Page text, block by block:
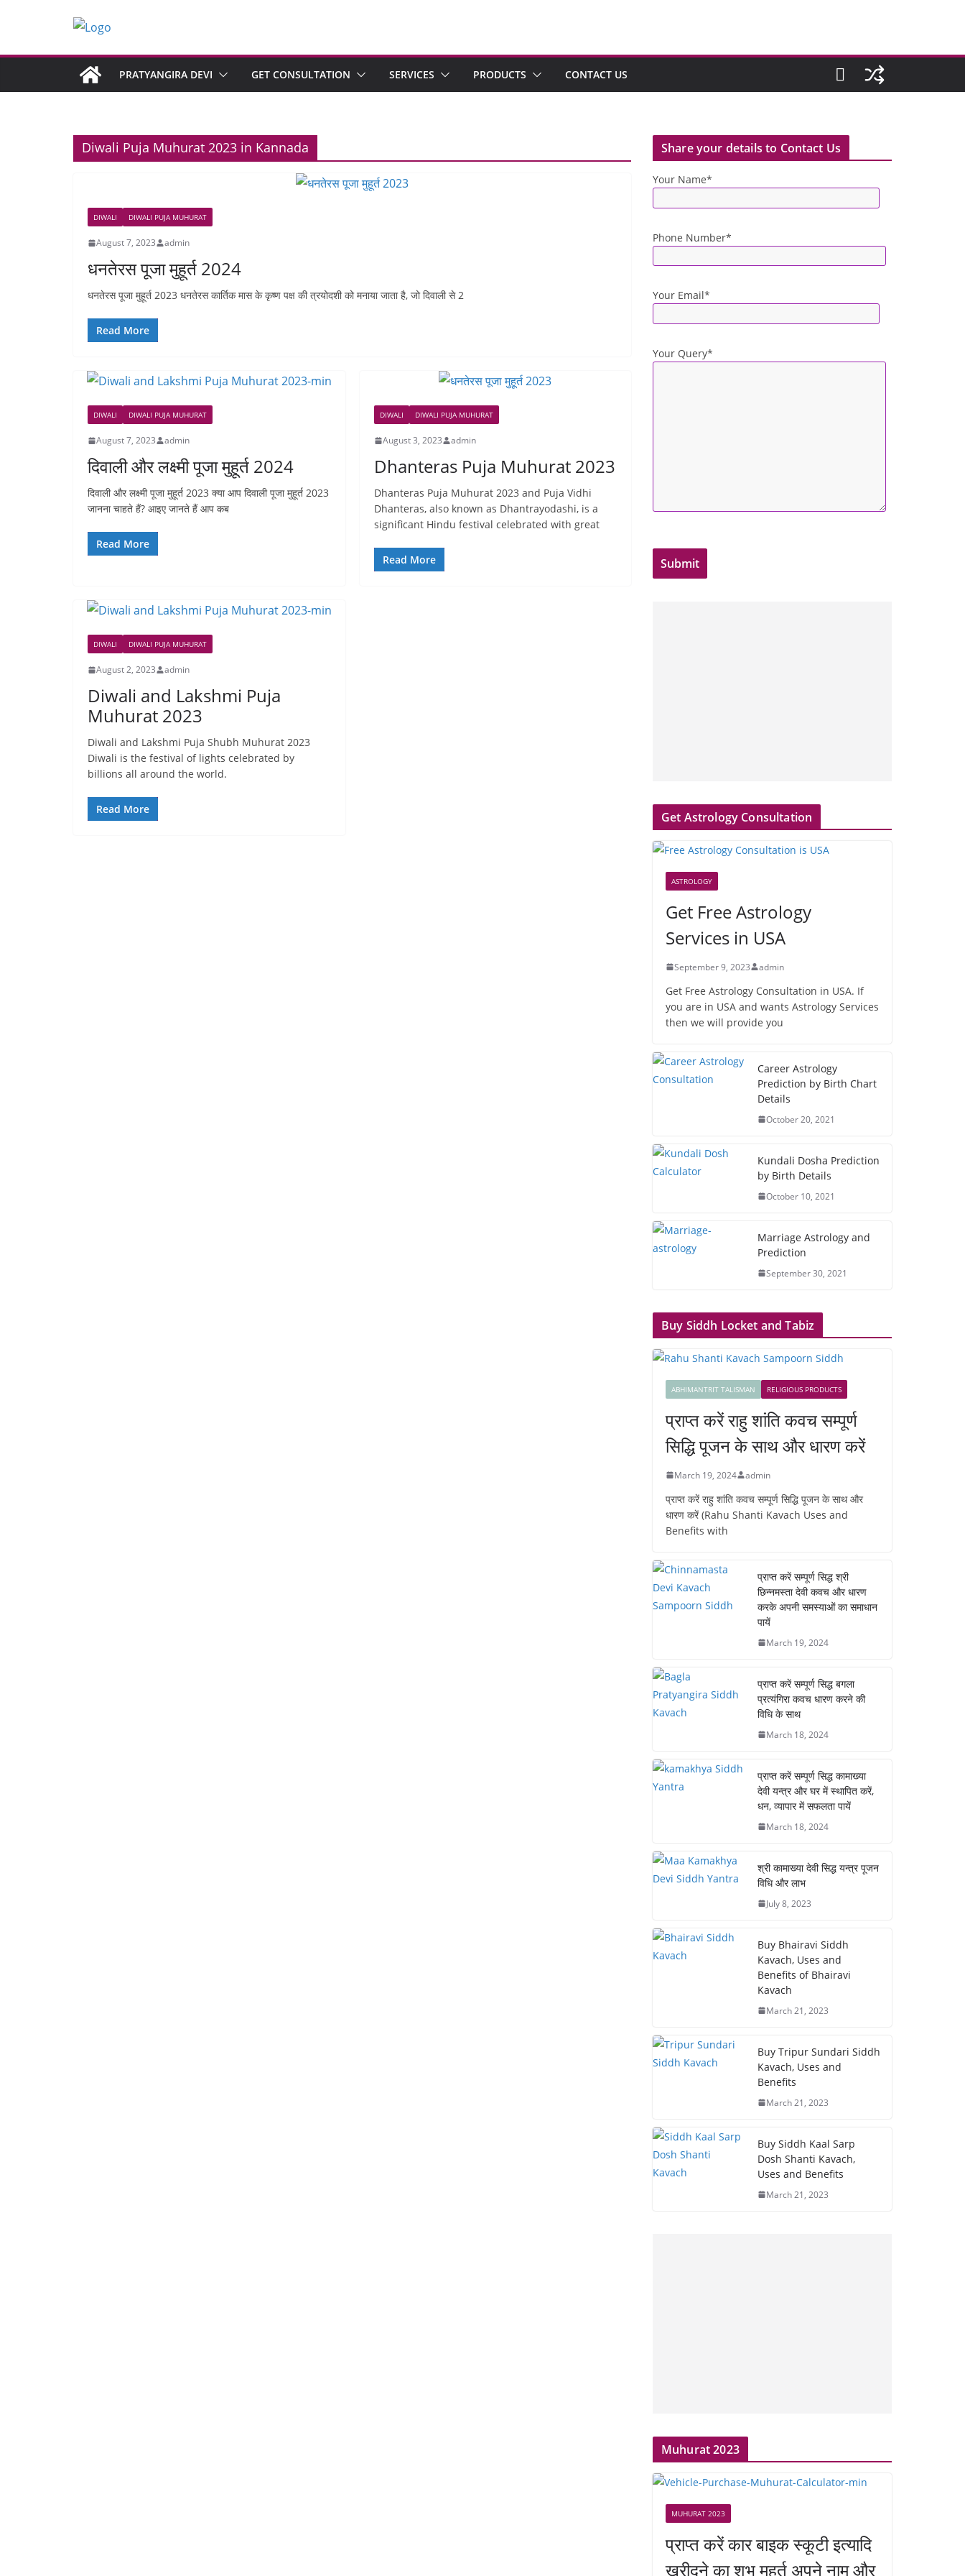
PRATYANGIRA DEVI GET CONSULTATION SERVICES PRODUCTS CONTACT US
Diwali Puja Muhurat 2023 in Kannada
DIWALI DIWALI PUJA MUHURAT
August 7, 2023 admin
धनतेरस पूजा मुहूर्त 2024
धनतेरस पूजा मुहूर्त 2023 धनतेरस कार्तिक मास के कृष्ण पक्ष की त्रयोदशी को मनाया जाता है, जो दिवाली से 2
Read More
DIWALI DIWALI PUJA MUHURAT
August 7, 2023 admin
दिवाली और लक्ष्मी पूजा मुहूर्त 2024
दिवाली और लक्ष्मी पूजा मुहूर्त 2023 क्या आप दिवाली पूजा मुहूर्त 2023
जानना चाहते हैं? आइए जानते हैं आप कब
Read More
DIWALI DIWALI PUJA MUHURAT
August 3, 2023 admin
Dhanteras Puja Muhurat 2023
Dhanteras Puja Muhurat 2023 and Puja Vidhi
Dhanteras, also known as Dhantrayodashi, is a
significant Hindu festival celebrated with great
Read More
DIWALI DIWALI PUJA MUHURAT
August 2, 2023 admin
Diwali and Lakshmi Puja
Muhurat 2023
Diwali and Lakshmi Puja Shubh Muhurat 2023
Diwali is the festival of lights celebrated by
billions all around the world.
Read More
Share your details to Contact Us
Your Name*
Phone Number*
Your Email*
Your Query*
Get Astrology Consultation
ASTROLOGY
Get Free Astrology
Services in USA
September 9, 2023 admin
Get Free Astrology Consultation in USA. If
you are in USA and wants Astrology Services
then we will provide you
Career Astrology
Prediction by Birth Chart
Details
October 20, 2021
Kundali Dosha Prediction
by Birth Details
October 10, 2021
Marriage Astrology and
Prediction
September 30, 2021
Buy Siddh Locket and Tabiz
ABHIMANTRIT TALISMAN RELIGIOUS PRODUCTS
प्राप्त करें राहु शांति कवच सम्पूर्ण
सिद्धि पूजन के साथ और धारण करें
March 19, 2024 admin
प्राप्त करें राहु शांति कवच सम्पूर्ण सिद्धि पूजन के साथ और
धारण करें (Rahu Shanti Kavach Uses and
Benefits with
प्राप्त करें सम्पूर्ण सिद्ध श्री
छिन्नमस्ता देवी कवच और धारण
करके अपनी समस्याओं का समाधान
पायें
March 19, 2024
प्राप्त करें सम्पूर्ण सिद्ध बगला
प्रत्यंगिरा कवच धारण करने की
विधि के साथ
March 18, 2024
प्राप्त करें सम्पूर्ण सिद्ध कामाख्या
देवी यन्त्र और घर में स्थापित करें,
धन, व्यापार में सफलता पायें
March 18, 2024
श्री कामाख्या देवी सिद्ध यन्त्र पूजन
विधि और लाभ
July 8, 2023
Buy Bhairavi Siddh
Kavach, Uses and
Benefits of Bhairavi
Kavach
March 21, 2023
Buy Tripur Sundari Siddh
Kavach, Uses and
Benefits
March 21, 2023
Buy Siddh Kaal Sarp
Dosh Shanti Kavach,
Uses and Benefits
March 21, 2023
Muhurat 2023
MUHURAT 2023
प्राप्त करें कार बाइक स्कूटी इत्यादि
खरीदने का शुभ मुहूर्त अपने नाम और